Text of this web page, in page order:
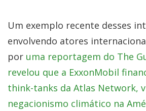
Um exemplo recente desses
envolvendo atores
por uma reportagem do The
revelou que a ExxonMobil
think-tanks da Atlas Network,
negacionismo climático na